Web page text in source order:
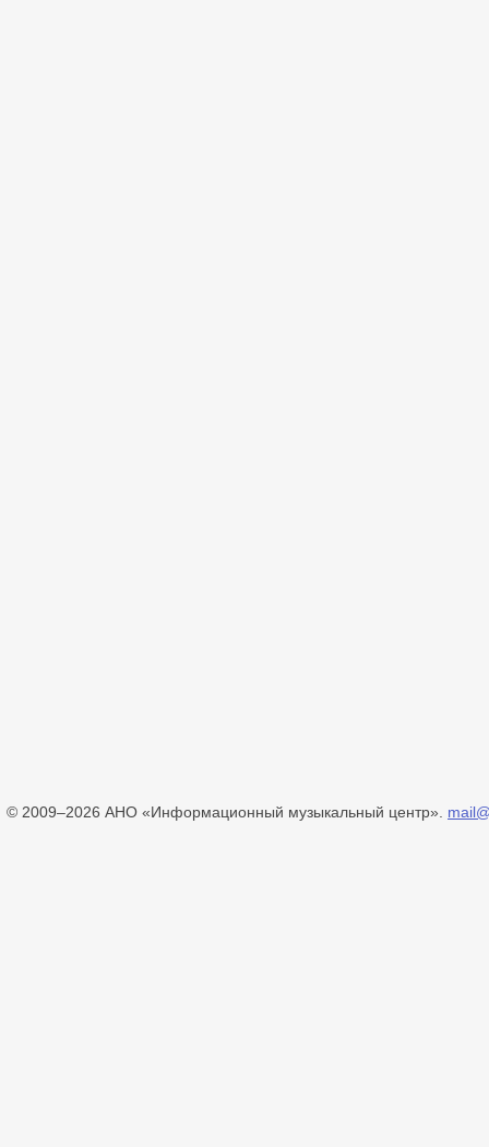
© 2009–2026 АНО «Информационный музыкальный центр».